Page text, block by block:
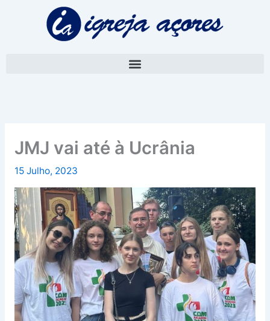
JMJ vai até à Ucrânia
15 Julho, 2023